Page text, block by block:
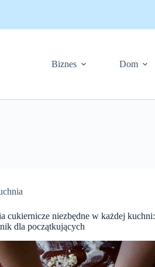
Biznes Dom
cukiernicze niezbędne w każdej kuchni:
dla początkujących